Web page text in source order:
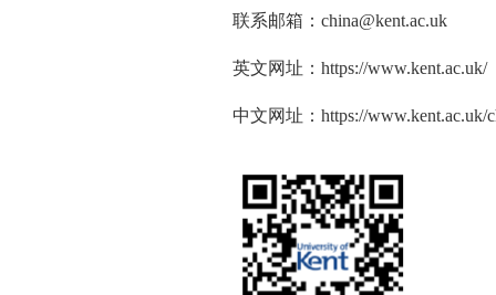
联系邮箱：china@kent.ac.uk
英文网址：https://www.kent.ac.uk/
中文网址：https://www.kent.ac.uk/